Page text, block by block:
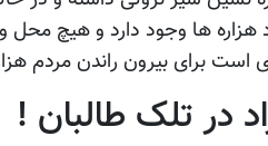
ها وجود دارد و هیچ محل
برای بیرون راندن مردم
در تلک طالبان !